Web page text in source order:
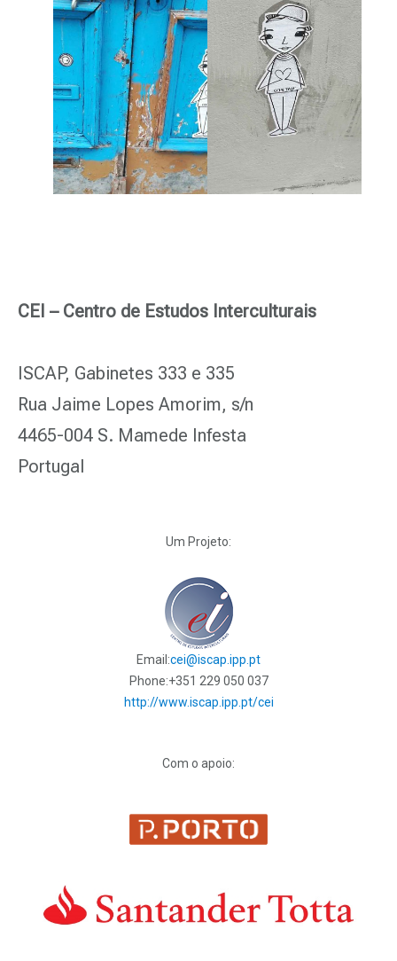
CEI – Centro de Estudos Interculturais
ISCAP, Gabinetes 333 e 335
Rua Jaime Lopes Amorim, s/n
4465-004 S. Mamede Infesta
Portugal
Um Projeto:
Email:cei@iscap.ipp.pt
Phone:+351 229 050 037
http://www.iscap.ipp.pt/cei
Com o apoio: